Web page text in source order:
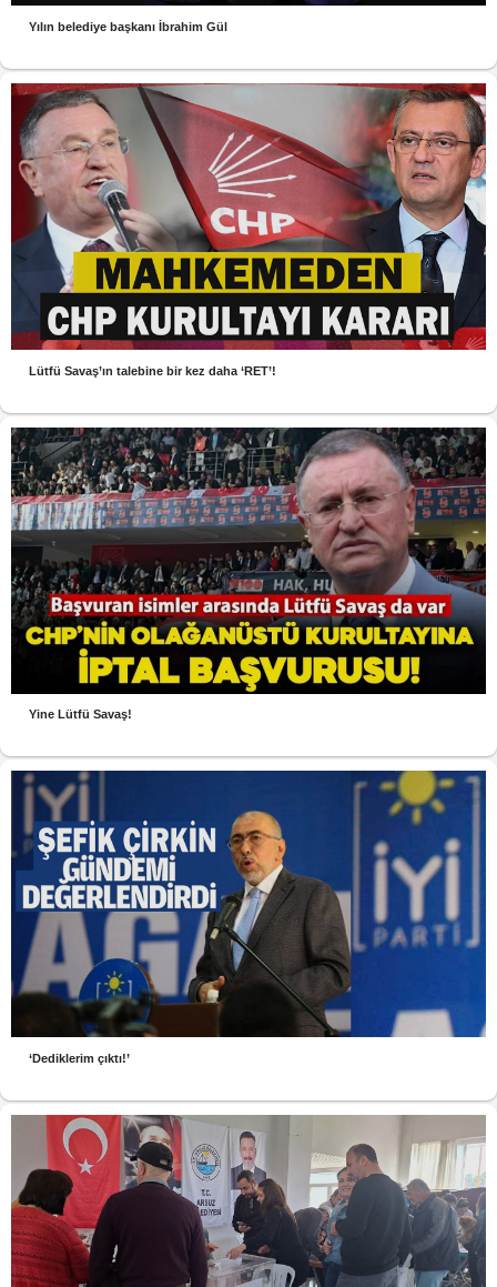
Yılın belediye başkanı İbrahim Gül
Lütfü Savaş’ın talebine bir kez daha ‘RET’!
Yine Lütfü Savaş!
‘Dediklerim çıktı!’